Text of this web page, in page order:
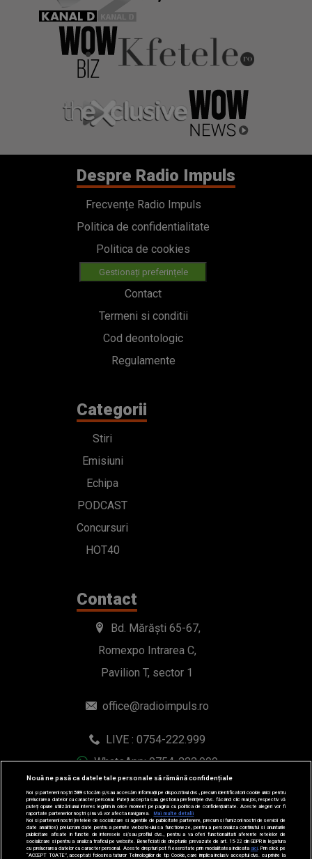
Despre Radio Impuls
Frecvențe Radio Impuls
Politica de confidentialitate
Politica de cookies
Gestionați preferințele
Contact
Termeni si conditii
Cod deontologic
Regulamente
Categorii
Stiri
Emisiuni
Echipa
PODCAST
Concursuri
HOT40
Contact
Bd. Mărăști 65-67,
Romexpo Intrarea C,
Pavilion T, sector 1
office@radioimpuls.ro
LIVE : 0754-222.999
WhatsApp: 0754-222.999
Nouă ne pasă ca datele tale personale să rămână confidențiale
Noi și partenerii noștri589stocăm și/sau accesăm informații pe dispozitivul dvs., precum identificatorii cookie unici pentru
prelucrarea datelor cu caracter personal. Puteți accepta sau gestiona preferințele dvs. făcând clic mai jos, respectiv vă
puteți opune utilizării unui interes legitim în orice moment pe pagina cu politica de confidențialitate. Aceste alegeri vor fi
raportate partenerilor noștri și nu vă vor afecta navigarea.
Mai multe detalii
Noi si partenerii nostri (retelele de socializare si agentiile de publicitate partenere, precum si furnizorii nostri de servicii de
date analitice) prelucram date pentru a permite website-ului sa functioneze, pentru a personaliza continutul si anunturile
publicitare afisate in functie de interesele si/sau profilul dvs., pentru a va oferi functionalitati aferente retelelor de
socializare si pentru a analiza traficul pe website. Beneficiati de drepturile prevazute de art. 15-22 din GDPR in legatura
cu prelucrarea datelor cu caracter personal. Aceste drepturi pot fi exercitate prin modalitatea indicataaici . Prin click pe
“ACCEPT TOATE”, acceptati folosirea tuturor Tehnologiilor de tip Cookie, care implica inclusiv acceptul dvs. cu privire la